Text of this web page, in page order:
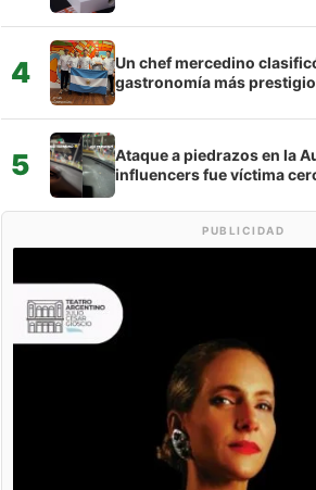
4
Un chef mercedino
gastronomía más
5
Ataque a piedrazos en la
influencers fue víctima
PUBLICIDAD